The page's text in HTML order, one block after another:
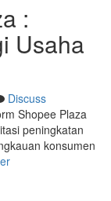
:
Usaha
Discuss
Shopee Plaza
peningkatan
konsumen